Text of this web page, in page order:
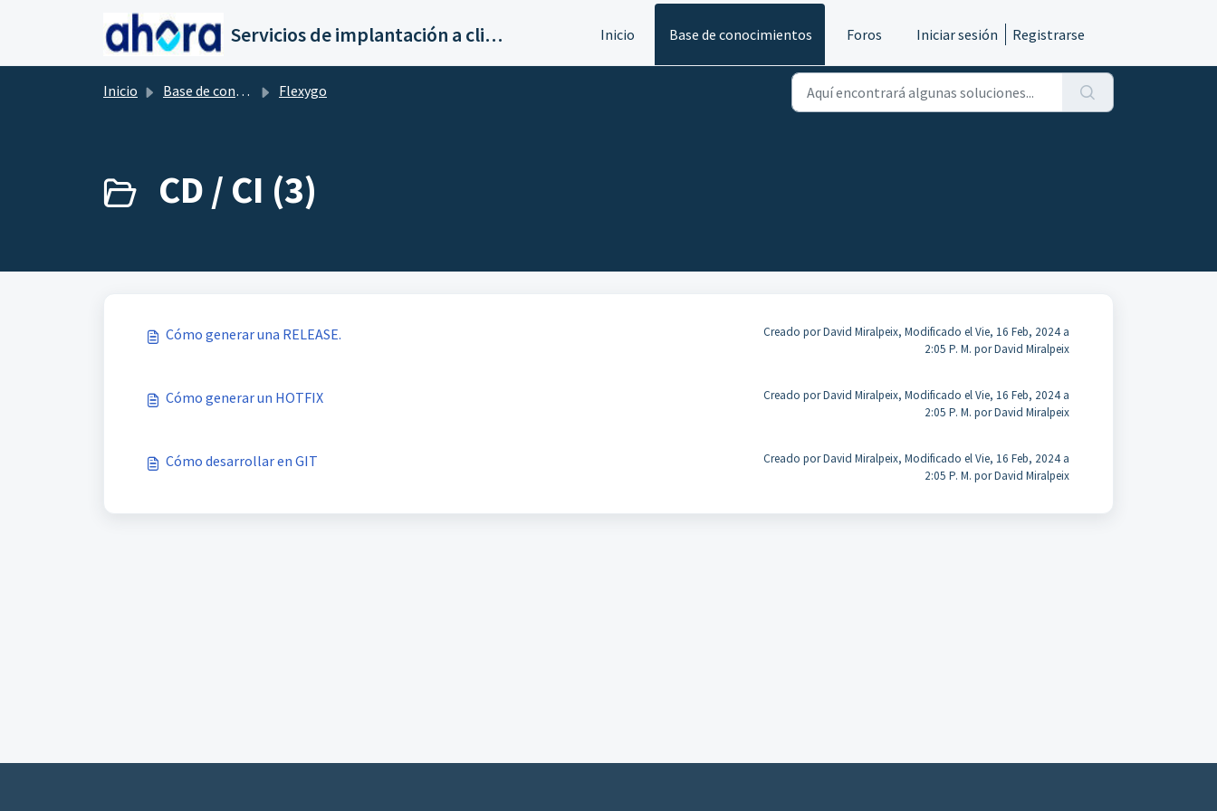
Saltar al contenido principal
Servicios de implantación a clientes de Ahora Inicio Base de conocimientos Foros Iniciar sesión Registrarse
Inicio Base de conocimientos Flexygo
CD / CI (3)
Cómo generar una RELEASE.
Creado por David Miralpeix, Modificado el Vie, 16 Feb, 2024 a
2:05 P. M. por David Miralpeix
Cómo generar un HOTFIX
Creado por David Miralpeix, Modificado el Vie, 16 Feb, 2024 a
2:05 P. M. por David Miralpeix
Cómo desarrollar en GIT
Creado por David Miralpeix, Modificado el Vie, 16 Feb, 2024 a
2:05 P. M. por David Miralpeix